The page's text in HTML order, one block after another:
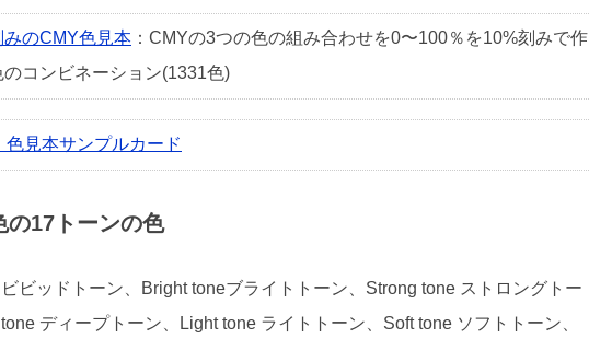
みのCMY色見本 ：CMYの3つの色の組み合わせを0〜100％を10%刻みで作
のコンビネーション(1331色)
色見本サンプルカード
の17トーンの色
ビッドトーン、Bright toneブライトトーン、Strong tone ストロングトー
ディープトーン、Light tone ライトトーン、Soft tone ソフトトーン、